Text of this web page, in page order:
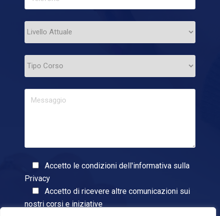
Accetto le condizioni dell'informativa sulla
Privacy
Accetto di ricevere altre comunicazioni sui
nostri corsi e iniziative